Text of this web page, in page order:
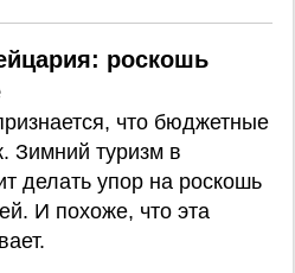
роскошь
что бюджетные
Зимний туризм в
делать упор на роскошь
И похоже, что эта